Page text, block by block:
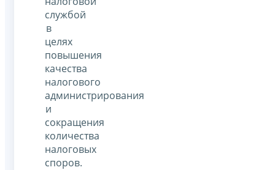
службой
в
целях
повышения
качества
налогового
администрирования
и
сокращения
количества
налоговых
споров.